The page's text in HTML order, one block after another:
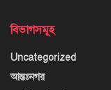
বিভাগসমূহ
Uncategorized
আন্তঃনগর